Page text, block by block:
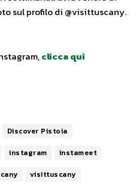
sul profilo di @visittuscany.
clicca qui
Discover Pistoia
instagram
instameet
visittuscany